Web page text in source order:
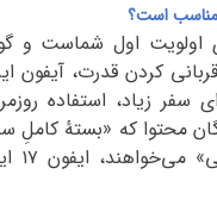
اولویت اول شماست
کردن قدرت، آیفون
سفر زیاد، استفاده
محتوا که «بستهٔ کاملِ